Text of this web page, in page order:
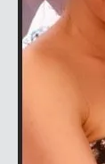
6698 sayılı
mevzuata